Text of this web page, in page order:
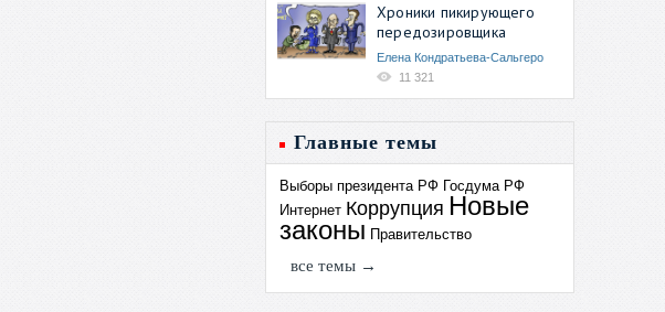
Хроники пикирующего
передозировщика
Елена Кондратьева-Сальгеро
11 321
Главные темы
Выборы президента РФ Госдума РФ
Интернет Коррупция Новые
законы Правительство
все темы →